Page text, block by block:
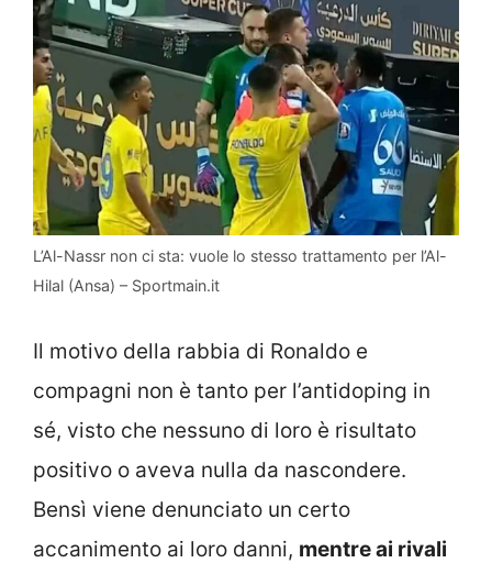
L’Al-Nassr non ci sta: vuole lo stesso trattamento per l’Al-
Hilal (Ansa) – Sportmain.it
Il motivo della rabbia di Ronaldo e
compagni non è tanto per l’antidoping in
sé, visto che nessuno di loro è risultato
positivo o aveva nulla da nascondere.
Bensì viene denunciato un certo
accanimento ai loro danni, mentre ai rivali